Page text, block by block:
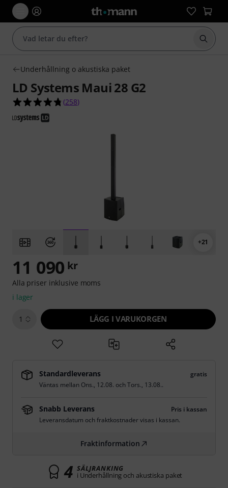
Börja
Underhållning o akustiska paket
LD Systems Maui 28 G2
4.8 av 5 stjärnor från 258 kundbetyg
(258)
+21
11 090 kr
Alla priser inklusive moms
i lager
1 LÄGG I VARUKORGEN
Standardleverans
gratis
Väntas mellan Ons., 12.08. ochTors., 13.08..
Snabb Leverans
Pris i kassan
Leveransdatum och fraktkostnader visas i kassan.
Fraktinformation
4 SÄLJRANKING
i Underhållning och akustiska paket